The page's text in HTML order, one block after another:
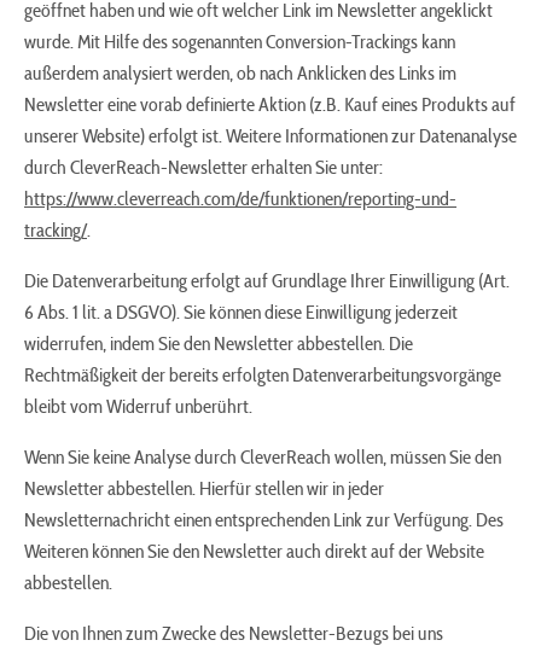
geöffnet haben und wie oft welcher Link im Newsletter angeklickt
wurde. Mit Hilfe des sogenannten Conversion-Trackings kann
außerdem analysiert werden, ob nach Anklicken des Links im
Newsletter eine vorab definierte Aktion (z.B. Kauf eines Produkts auf
unserer Website) erfolgt ist. Weitere Informationen zur Datenanalyse
durch CleverReach-Newsletter erhalten Sie unter:
https://www.cleverreach.com/de/funktionen/reporting-und-
tracking/.
Die Datenverarbeitung erfolgt auf Grundlage Ihrer Einwilligung (Art.
6 Abs. 1 lit. a DSGVO). Sie können diese Einwilligung jederzeit
widerrufen, indem Sie den Newsletter abbestellen. Die
Rechtmäßigkeit der bereits erfolgten Datenverarbeitungsvorgänge
bleibt vom Widerruf unberührt.
Wenn Sie keine Analyse durch CleverReach wollen, müssen Sie den
Newsletter abbestellen. Hierfür stellen wir in jeder
Newsletternachricht einen entsprechenden Link zur Verfügung. Des
Weiteren können Sie den Newsletter auch direkt auf der Website
abbestellen.
Die von Ihnen zum Zwecke des Newsletter-Bezugs bei uns